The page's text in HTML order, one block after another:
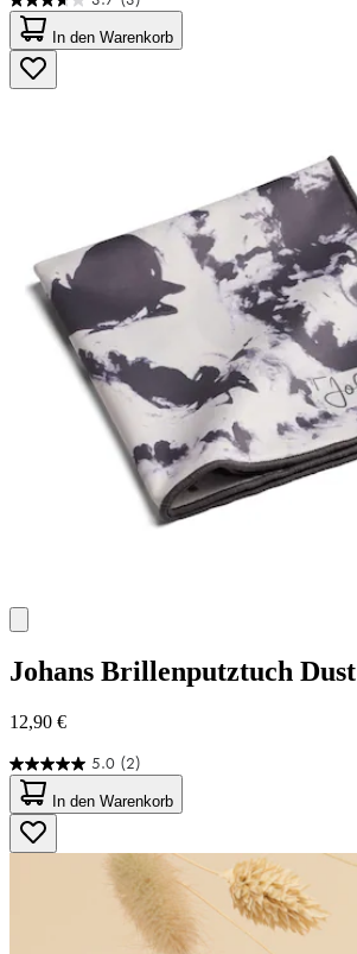
3.7
von
5
Sternen.
3
In den Warenkorb
Johans Brillenputztuch Dust
12,90 €
5.0 (2)
5.0
von
5
Sternen.
2
Bewertungen
In den Warenkorb